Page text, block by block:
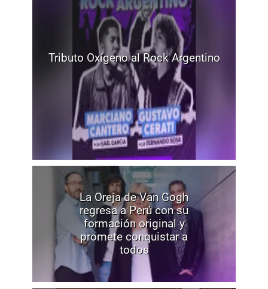
Tributo Oxígeno al Rock Argentino
La Oreja de Van Gogh
regresa a Perú con su
formación original y
promete conquistar a
todos